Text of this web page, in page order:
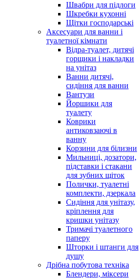
Швабри для підлоги
Шкребки кухонні
Щітки господарські
Аксесуари для ванни і
туалетної кімнати
Відра-туалет, дитячі
горщики і накладки
на унітаз
Ванни дитячі,
сидіння для ванни
Вантузи
Йоршики для
туалету
Коврики
антиковзаючі в
ванну
Корзини для білизни
Мильниці, дозатори,
підставки і стакани
для зубних щіток
Полички, туалетні
комплекти, дзеркала
Сидіння для унітазу,
кріплення для
кришки унітазу
Тримачі туалетного
паперу
Шторки і штанги для
душу
Дрібна побутова техніка
Блендери, міксери